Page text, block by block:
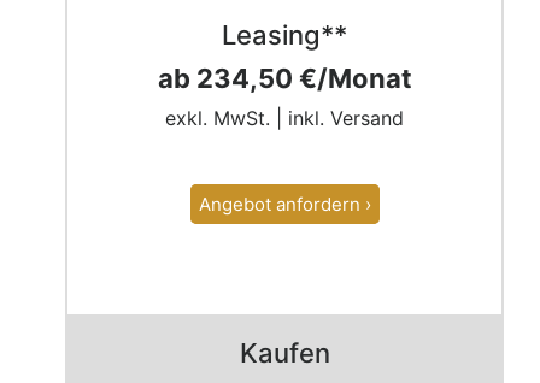
Leasing**
ab 234,50 €/Monat
exkl. MwSt. | inkl. Versand
Angebot anfordern ›
Kaufen